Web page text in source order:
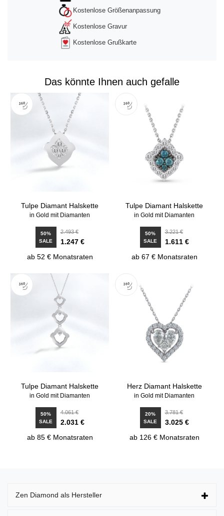
Kostenlose Größenanpassung
Kostenlose Gravur
Kostenlose Grußkarte
Das könnte Ihnen auch gefalle
Tulpe Diamant Halskette
in Gold mit Diamanten
50%
SALE
2.493 €
1.247 €
ab 52 € Monatsraten
Tulpe Diamant Halskette
in Gold mit Diamanten
50%
SALE
3.221 €
1.611 €
ab 67 € Monatsraten
Tulpe Diamant Halskette
in Gold mit Diamanten
50%
SALE
4.061 €
2.031 €
ab 85 € Monatsraten
Herz Diamant Halskette
in Gold mit Diamanten
20%
SALE
3.781 €
3.025 €
ab 126 € Monatsraten
Zen Diamond als Hersteller